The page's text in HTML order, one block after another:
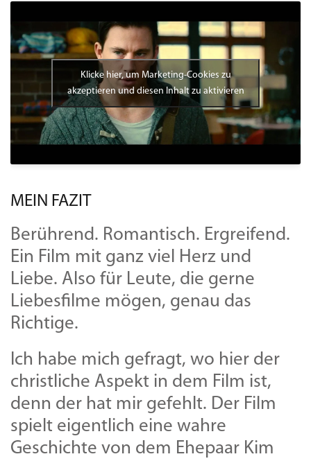
Klicke hier, um Marketing-Cookies zu
akzeptieren und diesen Inhalt zu aktivieren
MEIN FAZIT
Berührend. Romantisch. Ergreifend.
Ein Film mit ganz viel Herz und
Liebe. Also für Leute, die gerne
Liebesfilme mögen, genau das
Richtige.
Ich habe mich gefragt, wo hier der
christliche Aspekt in dem Film ist,
denn der hat mir gefehlt. Der Film
spielt eigentlich eine wahre
Geschichte von dem Ehepaar Kim